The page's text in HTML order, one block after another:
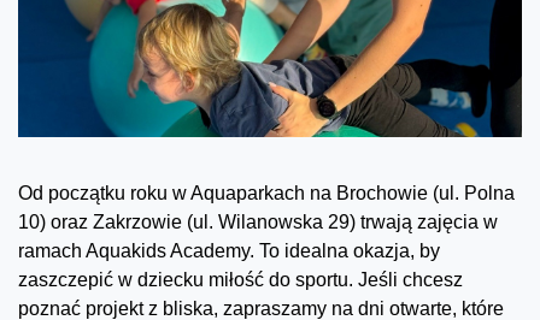
Od początku roku w Aquaparkach na Brochowie (ul. Polna
10) oraz Zakrzowie (ul. Wilanowska 29) trwają zajęcia w
ramach Aquakids Academy. To idealna okazja, by
zaszczepić w dziecku miłość do sportu. Jeśli chcesz
poznać projekt z bliska, zapraszamy na dni otwarte, które